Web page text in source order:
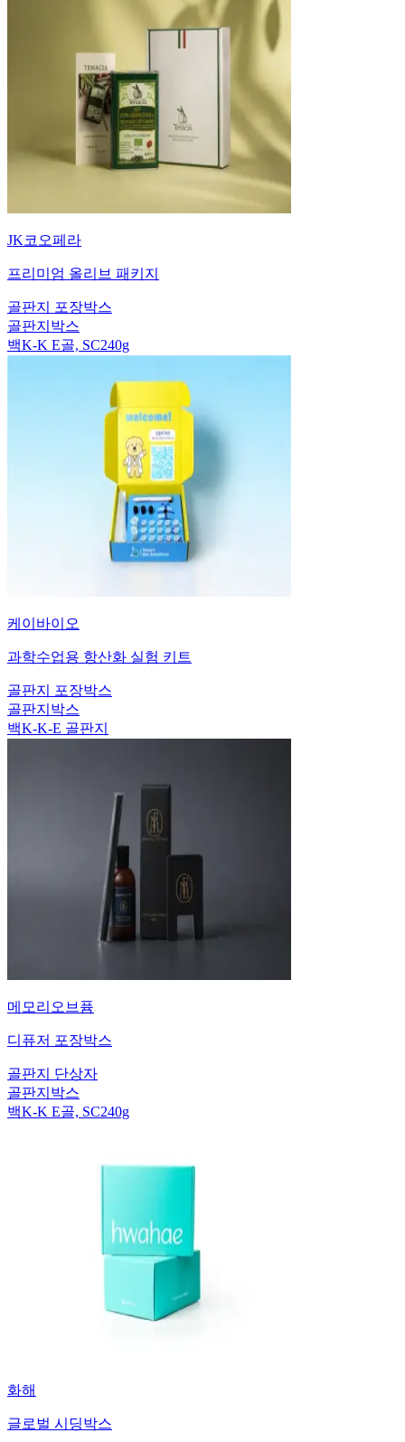
JK코오페라
프리미엄 올리브 패키지
골판지 포장박스
골판지박스
백K-K E골, SC240g
케이바이오
과학수업용 항산화 실험 키트
골판지 포장박스
골판지박스
백K-K-E 골판지
메모리오브퓸
디퓨저 포장박스
골판지 단상자
골판지박스
백K-K E골, SC240g
화해
글로벌 시딩박스